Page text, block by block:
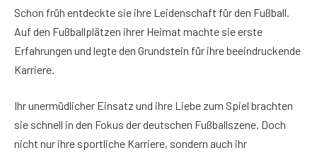
Schon früh entdeckte sie ihre Leidenschaft für den Fußball.
Auf den Fußballplätzen ihrer Heimat machte sie erste
Erfahrungen und legte den Grundstein für ihre beeindruckende
Karriere.
Ihr unermüdlicher Einsatz und ihre Liebe zum Spiel brachten
sie schnell in den Fokus der deutschen Fußballszene. Doch
nicht nur ihre sportliche Karriere, sondern auch ihr